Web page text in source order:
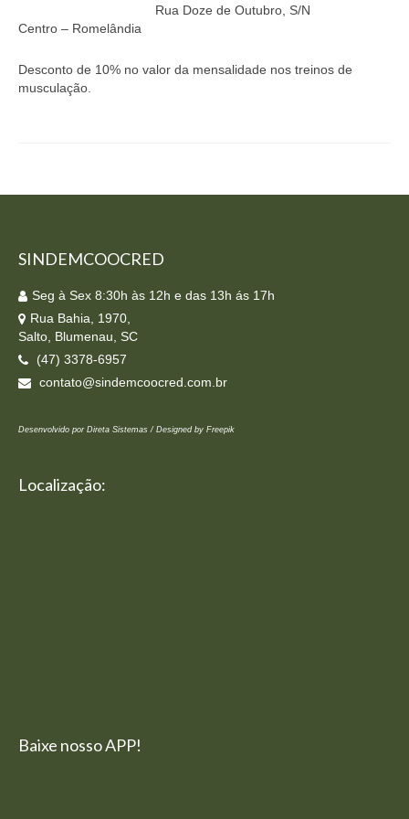
Notícias
Rua Doze de Outubro, S/N
Centro – Romelândia
Desconto de 10% no valor da mensalidade nos treinos de
musculação.
SINDEMCOOCRED
Seg à Sex 8:30h às 12h e das 13h ás 17h
Rua Bahia, 1970,
Salto, Blumenau, SC
(47) 3378-6957
contato@sindemcoocred.com.br
Desenvolvido por Direta Sistemas / Designed by Freepik
Localização:
Baixe nosso APP!